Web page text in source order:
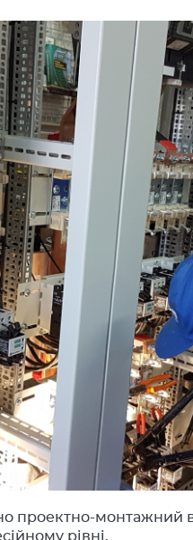
проектно-монтажний
рівні.